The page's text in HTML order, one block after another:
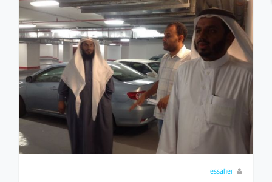
essaher